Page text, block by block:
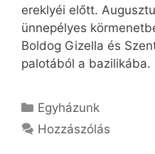
ereklyéi előtt.
ünnepélyes
Boldog Gizella és
palotából a bazilikába.
Kategória
Egyházunk
Hozzászólás